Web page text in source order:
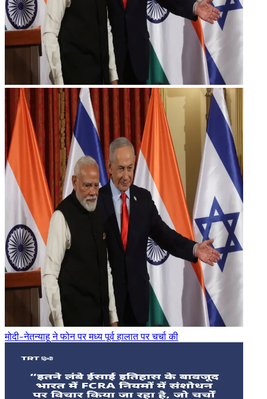
मोदी-नेतन्याहू ने फोन पर मध्य पूर्व हालात पर चर्चा की